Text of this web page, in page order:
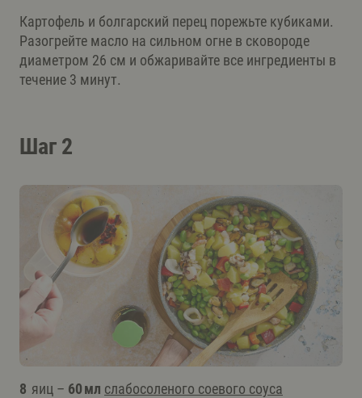
Картофель и болгарский перец порежьте кубиками.
Разогрейте масло на сильном огне в сковороде
диаметром 26 см и обжаривайте все ингредиенты в
течение 3 минут.
Шаг 2
8 яиц – 60 мл слабосоленого соевого соуса